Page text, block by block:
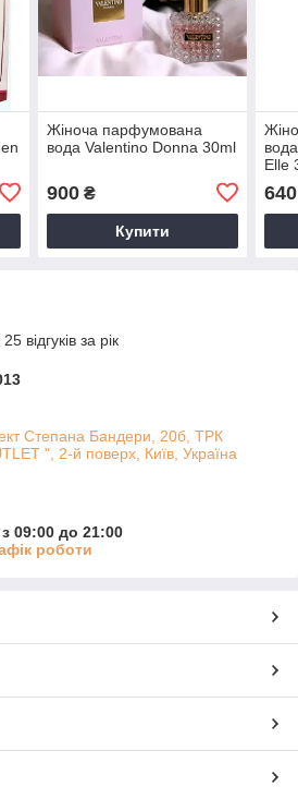
Жіноча парфумована
вода Valentino Donna 30ml
900₴
Купити
Elle
640
відгуків за рік
Степана Бандери, 20б, ТРК
", 2-й поверх, Київ, Україна
09:00 до 21:00
роботи